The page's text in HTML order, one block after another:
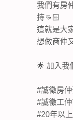
我們有房
持👊🏻
這就是大
想做商仲
🌟 加入我
#誠徵房
#誠徵工
#20年以